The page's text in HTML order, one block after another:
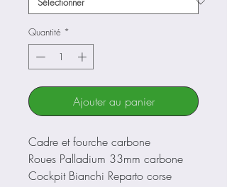
Quantité *
Ajouter au panier
Cadre et fourche carbone
Roues Palladium 33mm carbone
Cockpit Bianchi Reparto corse